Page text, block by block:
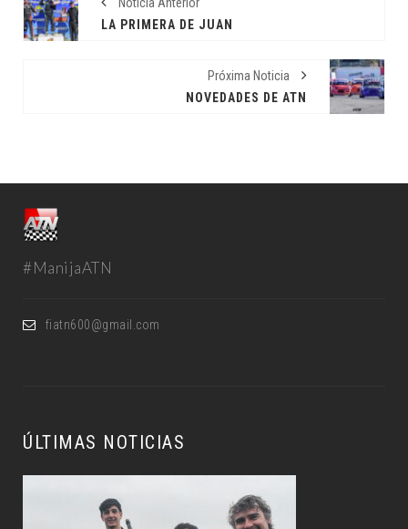
LA PRIMERA DE JUAN
Próxima Noticia
NOVEDADES DE ATN
#ManijaATN
fiatn600@gmail.com
ÚLTIMAS NOTICIAS